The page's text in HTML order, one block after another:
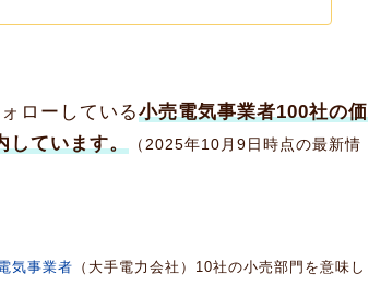
ローしている小売電気事業者100社の価
しています。 （2025年10月9日時点の最新情
気事業者 （大手電力会社）10社の小売部門を意味し